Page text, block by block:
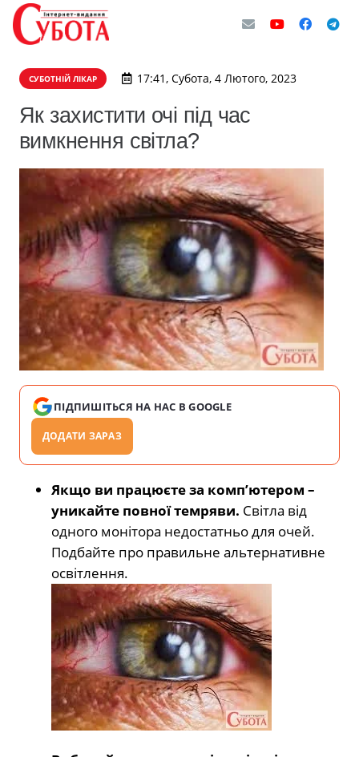
СУБОТНІЙ ЛІКАР 17:41, Субота, 4 Лютого, 2023
Як захистити очі під час
вимкнення світла?
ПІДПИШІТЬСЯ НА НАС В GOOGLE
ДОДАТИ ЗАРАЗ
Якщо ви працюєте за комп’ютером –
уникайте повної темряви. Світла від
одного монітора недостатньо для очей.
Подбайте про правильне альтернативне
освітлення.